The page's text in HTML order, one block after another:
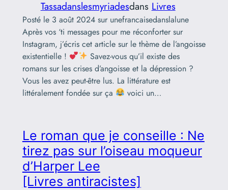
Tassadanslesmyriadesdans Livres
Posté le 3 août 2024 sur unefrancaisedanslalune
Après vos ‘ti messages pour me réconforter sur
Instagram, j’écris cet article sur le thème de l’angoisse
existentielle !
Savez-vous qu’il existe des
romans sur les crises d’angoisse et la dépression ?
Vous les avez peut-être lus. La littérature est
littéralement fondée sur ça
voici un…
Le roman que je conseille : Ne
tirez pas sur l’oiseau moqueur
d’Harper Lee
[Livres antiracistes]